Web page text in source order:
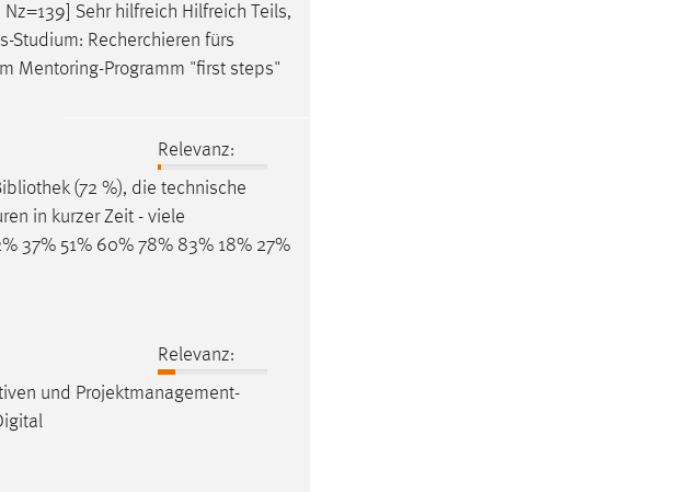
Nz=139] Sehr hilfreich Hilfreich Teils,
Studium: Recherchieren fürs
Mentoring-Programm "first steps"
Relevanz:
(72 %), die technische
in kurzer Zeit - viele
37% 51% 60% 78% 83% 18% 27%
Relevanz:
und Projektmanagement-